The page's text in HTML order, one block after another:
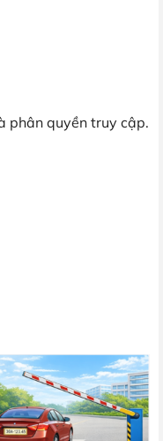
phân quyền truy cập.